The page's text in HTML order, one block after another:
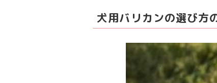
犬用バリカンの選び方